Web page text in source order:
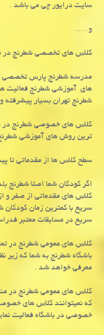
سایت درایور چی می باشد .
و…..
کلاس های تخصصی شطرنج در
مدرسه شطرنج پارس تخصصی
های آموزشی شطرنج فعالیت
شطرنج تهران بسیار پیشرفته و
کلاس های خصوصی شطرنج در
ترین روش های آموزشی شطرنج
سطح کلاس ها از مقدماتی تا
اگر کودکان شما اصلا شطرنج
کلاس های مقدماتی از صفر و
سریع با کمترین زمان کودکان
سریع در مسابقات معتبر
کلاس های عمومی شطرنج در
باشگاه شطرنج به شما که زیر
معرفی خواهد شد .
کلاس های عمومی شطرنج در
که نمیتوانند کلاس های
خصوصی در باشگاه فعالیت